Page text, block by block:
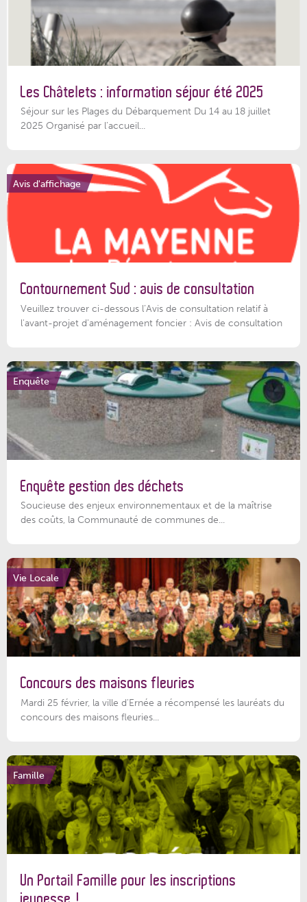
Les Châtelets : information séjour été 2025
Séjour sur les Plages du Débarquement Du 14 au 18 juillet
2025 Organisé par l’accueil...
Avis d'affichage
Contournement Sud : avis de consultation
Veuillez trouver ci-dessous l’Avis de consultation relatif à
l'avant-projet d'aménagement foncier : Avis de consultation
Enquête
Enquête gestion des déchets
Soucieuse des enjeux environnementaux et de la maîtrise
des coûts, la Communauté de communes de...
Vie Locale
Concours des maisons fleuries
Mardi 25 février, la ville d'Ernée a récompensé les lauréats du
concours des maisons fleuries...
Famille
Un Portail Famille pour les inscriptions